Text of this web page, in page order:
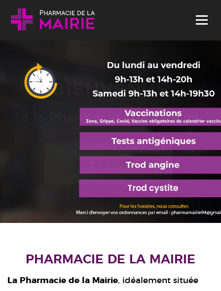
Skip to content
Menu
BIENVENUE
à la Pharmacie de la Mairie
EN SAVOIR +
PHARMACIE DE LA MAIRIE
La Pharmacie de la Mairie, idéalement située